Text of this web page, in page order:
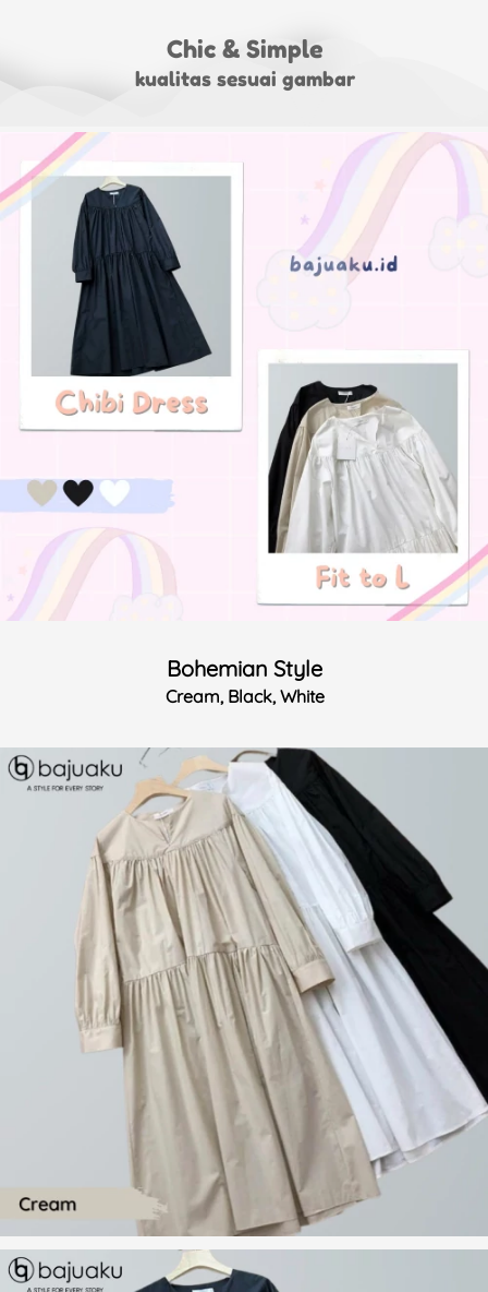
Chic & Simple
kualitas sesuai gambar
Bohemian Style
Cream, Black, White